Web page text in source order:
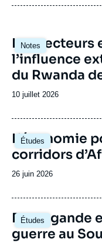
chercheurs sont
complète la
économique et
et à échanger
continent. Le
accueille
politiques de
Notes
Image
principale
Les vecteurs
l’influence
du Rwanda
Date
publication
10 juillet 2026
Études
Image
principale
L’économie
corridors
Date
publication
26 juin 2026
Études
Image
principale
Propagande
guerre au